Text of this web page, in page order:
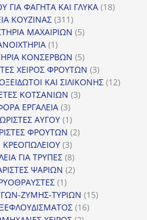
ΓΙΑ ΦΑΓΗΤΑ ΚΑΙ ΓΛΥΚΑ 1818
ΚΟΥΖΙΝΑΣ 311311
προϊόντα
ΜΑΧΑΙΡΙΩΝ 55
11
προϊόν
ΚΟΝΣΕΡΒΩΝ 55
προϊόντα
ΧΕΙΡΟΣ ΦΡΟΥΤΩΝ 33
προϊόντα
ΚΑΙ ΣΙΛΙΚΟΝΗΣ 1212
ΚΟΤΣΑΝΙΩΝ 33
ΕΡΓΑΛΕΙΑ 33
προϊόντα
ΑΥΓΟΥ 11
προϊόν
ΦΡΟΥΤΩΝ 22
ΚΡΕΟΠΩΛΕΙΟΥ 33
προϊόντα
ΓΙΑ ΤΡΥΠΕΣ 88
προϊόντα
ΨΑΡΙΩΝ 22
11
προϊόν
ΖΥΜΗΣ-ΤΥΡΙΩΝ 1515
1616